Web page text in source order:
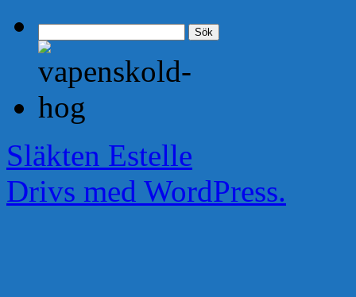
efter:
Släkten Estelle
Drivs med WordPress.